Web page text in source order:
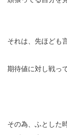
それは、先ほども
期待値に対し戦っ
その為、ふとした